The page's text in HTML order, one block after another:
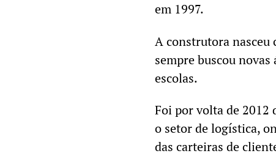
em 1997.
A construtora nasceu
sempre buscou
escolas.
Foi por volta de 2012
o setor de logística,
das carteiras de